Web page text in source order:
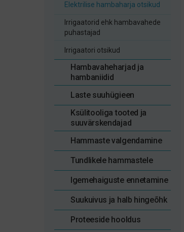
Elektrilise hambaharja otsikud
Irrigaatorid ehk hambavahede
puhastajad
Irrigaatori otsikud
Hambavaheharjad ja
hambaniidid
Laste suuhügieen
Ksülitooliga tooted ja
suuvärskendajad
Hammaste valgendamine
Tundlikele hammastele
Igemehaiguste ennetamine
Suukuivus ja halb hingeõhk
Proteeside hooldus